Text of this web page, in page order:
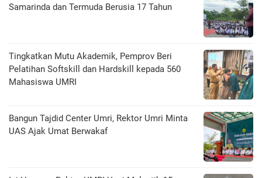
Samarinda dan Termuda Berusia 17 Tahun
Tingkatkan Mutu Akademik, Pemprov Beri
Pelatihan Softskill dan Hardskill kepada 560
Mahasiswa UMRI
Bangun Tajdid Center Umri, Rektor Umri Minta
UAS Ajak Umat Berwakaf